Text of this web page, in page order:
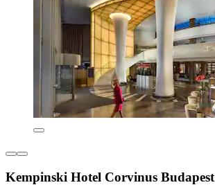
Kempinski Hotel Corvinus Budapest